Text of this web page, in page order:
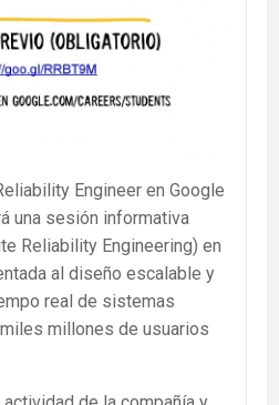
Engineer en Google
una sesión informativa
Reliability Engineering) en
al diseño escalable y
real de sistemas
millones de usuarios